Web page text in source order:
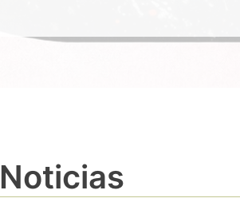
Noticias